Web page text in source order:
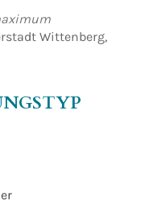
Wittenberg,